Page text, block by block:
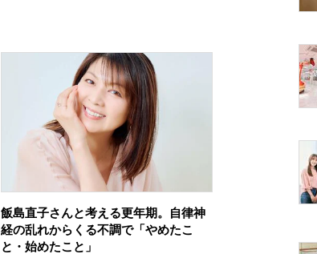
飯島直子さんと考える更年期。自律神
経の乱れからくる不調で「やめたこ
と・始めたこと」